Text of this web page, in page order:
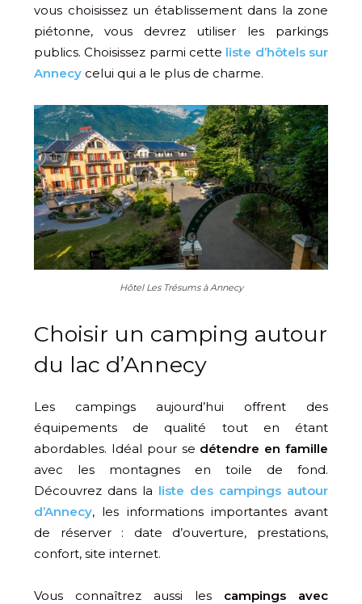
vous choisissez un établissement dans la zone
piétonne, vous devrez utiliser les parkings
publics. Choisissez parmi cette liste d’hôtels sur
Annecy celui qui a le plus de charme.
Hôtel Les Trésums à Annecy
Choisir un camping autour
du lac d’Annecy
Les campings aujourd’hui offrent des
équipements de qualité tout en étant
abordables. Idéal pour se détendre en famille
avec les montagnes en toile de fond.
Découvrez dans la liste des campings autour
d’Annecy, les informations importantes avant
de réserver : date d’ouverture, prestations,
confort, site internet.
Vous connaîtrez aussi les campings avec